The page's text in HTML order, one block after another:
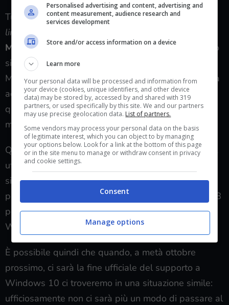
Tutta colpa della dicitura “per un periodo di tempo
limitato
Microsoft proprio riguardante il passaggio al nuovo
sistema operativo. Chiarita l’incomprensione,
Microsoft ha ribadito che il passaggio è gratuito. Ma
adesso tanti sono quelli che si chiedono se forse
quel periodo di tempo limitato potrebbe
materializzarsi a un certo punto.
Quando ci fu il passaggio a Windows 10, Microsoft
ufficiosamente bloccò la possibilità di aggiornare i
sistemi operativi ma chiunque acquistava una
product key delle versioni Windows 7 e Windows 8
poteva poi comunquefare l’aggiornamentoa
Windows 10.
È possibile quindi che quando, a metà ottobre
prossimo, ci sarà la fine ufficiale del supporto a
Windows 10 ci troveremo in una situazione simile:
ufficiosamente non ci sarà più un modo di passare al
Personalised advertising and content, advertising and
content measurement, audience research and
services development
Store and/or access information on a device
Learn more
Your personal data will be processed and information from
your device (cookies, unique identifiers, and other device
data) may be stored by, accessed by and shared with 319
partners, or used specifically by this site. We and our partners
may use precise geolocation data. List of partners.
Some vendors may process your personal data on the basis
of legitimate interest, which you can object to by managing
your options below. Look for a link at the bottom of this page
or in the site menu to manage or withdraw consent in privacy
and cookie settings.
Consent
Manage options